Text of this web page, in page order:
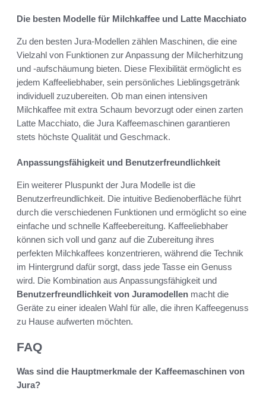
Die besten Modelle für Milchkaffee und Latte Macchiato
Zu den besten Jura-Modellen zählen Maschinen, die eine
Vielzahl von Funktionen zur Anpassung der Milcherhitzung
und -aufschäumung bieten. Diese Flexibilität ermöglicht es
jedem Kaffeeliebhaber, sein persönliches Lieblingsgetränk
individuell zuzubereiten. Ob man einen intensiven
Milchkaffee mit extra Schaum bevorzugt oder einen zarten
Latte Macchiato, die Jura Kaffeemaschinen garantieren
stets höchste Qualität und Geschmack.
Anpassungsfähigkeit und Benutzerfreundlichkeit
Ein weiterer Pluspunkt der Jura Modelle ist die
Benutzerfreundlichkeit. Die intuitive Bedienoberfläche führt
durch die verschiedenen Funktionen und ermöglicht so eine
einfache und schnelle Kaffeebereitung. Kaffeeliebhaber
können sich voll und ganz auf die Zubereitung ihres
perfekten Milchkaffees konzentrieren, während die Technik
im Hintergrund dafür sorgt, dass jede Tasse ein Genuss
wird. Die Kombination aus Anpassungsfähigkeit und
Benutzerfreundlichkeit von Juramodellen macht die
Geräte zu einer idealen Wahl für alle, die ihren Kaffeegenuss
zu Hause aufwerten möchten.
FAQ
Was sind die Hauptmerkmale der Kaffeemaschinen von
Jura?